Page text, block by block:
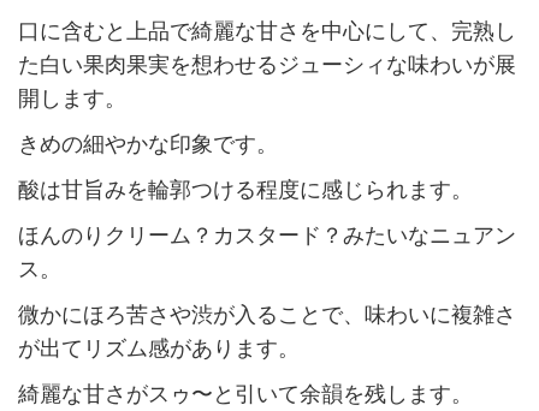
口に含むと上品で綺麗な甘さを中心にして、完熟し
た白い果肉果実を想わせるジューシィな味わいが展
開します。
きめの細やかな印象です。
酸は甘旨みを輪郭つける程度に感じられます。
ほんのりクリーム？カスタード？みたいなニュアン
ス。
微かにほろ苦さや渋が入ることで、味わいに複雑さ
が出てリズム感があります。
綺麗な甘さがスゥ〜と引いて余韻を残します。